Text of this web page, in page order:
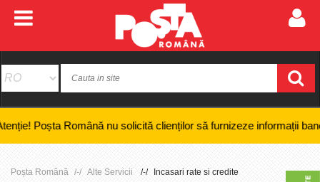
Română nu solicită clienților să furnizeze informații bancare
Poșta Română Alte Servicii Incasari rate si credite